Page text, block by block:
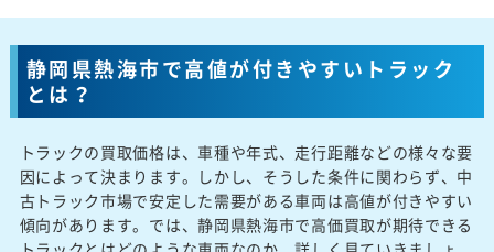
静岡県熱海市で高値が付きやすいトラック
とは？
トラックの買取価格は、車種や年式、走行距離などの様々な要
因によって決まります。しかし、そうした条件に関わらず、中
古トラック市場で安定した需要がある車両は高値が付きやすい
傾向があります。では、静岡県熱海市で高価買取が期待できる